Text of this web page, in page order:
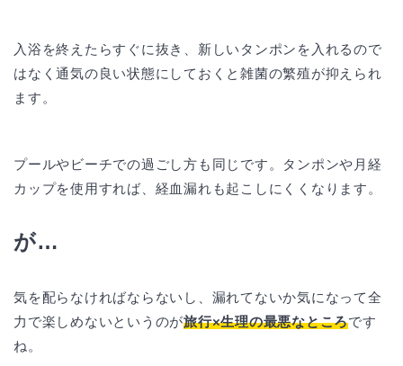
入浴を終えたらすぐに抜き、新しいタンポンを入れるので
はなく通気の良い状態にしておくと雑菌の繁殖が抑えられ
ます。
プールやビーチでの過ごし方も同じです。タンポンや月経
カップを使用すれば、経血漏れも起こしにくくなります。
が…
気を配らなければならないし、漏れてないか気になって全
力で楽しめないというのが旅行×生理の最悪なところです
ね。